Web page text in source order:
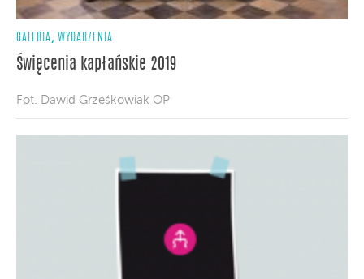
GALERIA, WYDARZENIA
Święcenia kapłańskie 2019
Fot. Dawid Grześkowiak OP